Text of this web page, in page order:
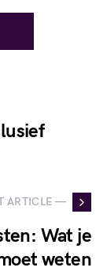
ARTICLE —
Wat je
weten